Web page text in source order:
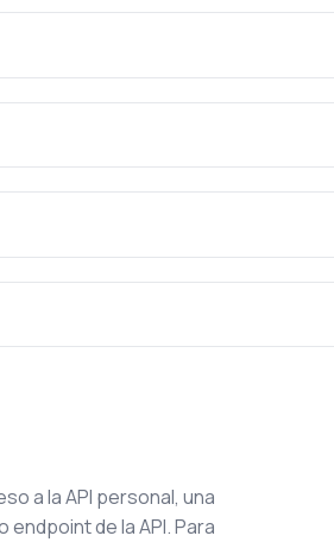
a la API personal, una
de la API. Para